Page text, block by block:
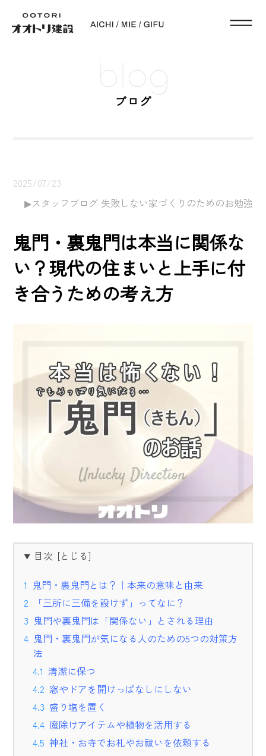
blog
ブログ
2025/07/23
スタッフブログ 失敗しない家づくりのためのお勉強
鬼門・裏鬼門は本当に関係な
い？現代の住まいと上手に付
き合うための考え方
目次
鬼門・裏鬼門とは？｜本来の意味と由来
「三所に三備を設けず」ってなに？
鬼門や裏鬼門は「関係ない」とされる理由
鬼門・裏鬼門が気になる人のための5つの対策方
法
清潔に保つ
窓やドアを開けっぱなしにしない
盛り塩を置く
魔除けアイテムや植物を活用する
神社・お寺でお札やお祓いを依頼する